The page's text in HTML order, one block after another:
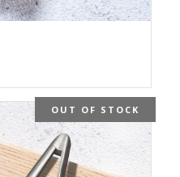
OUT OF STOCK